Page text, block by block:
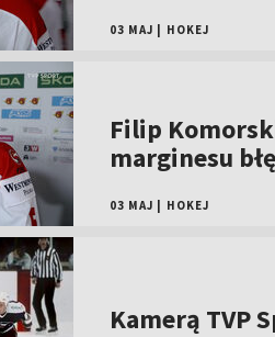
03 MAJ HOKEJ
Filip
marginesu
03 MAJ HOKEJ
Kamerą TVP